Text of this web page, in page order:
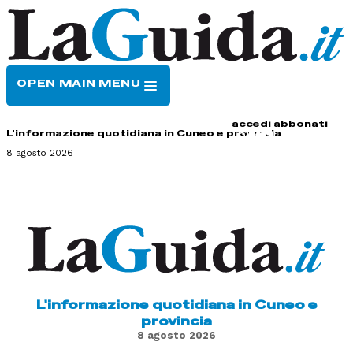
OPEN MAIN MENU
accedi abbonati
L'informazione quotidiana in Cuneo e provincia
8 agosto 2026
L'informazione quotidiana in Cuneo e
provincia
8 agosto 2026